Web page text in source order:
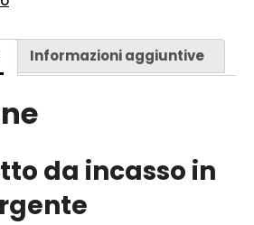
Informazioni aggiuntive
da incasso in